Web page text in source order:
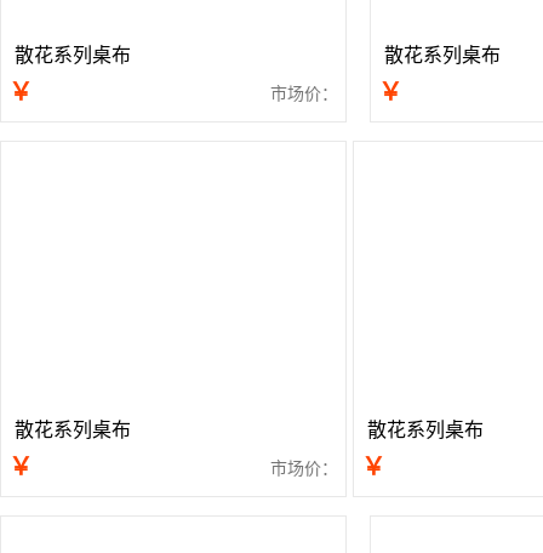
散花系列桌布
￥ 市场价：
散花系列桌布
￥
散花系列桌布
￥ 市场价：
散花系列桌布
￥